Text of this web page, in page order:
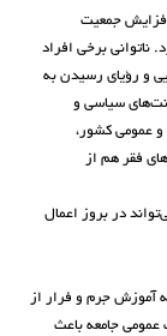
افزایش جمعیت
ناتوانی برخی افراد
و رؤیای رسیدن به
سیاسی و
و عمومی کشور،
فقر هم از
در بروز اعمال
آموزش جرم و فرار از
عمومی جامعه باعث